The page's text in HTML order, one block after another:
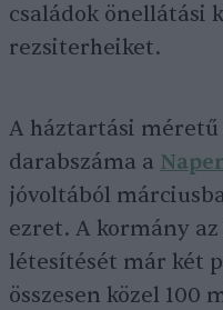
családok önellátási
rezsiterheiket.
A háztartási
darabszáma a
jóvoltából
ezret. A kormány
létesítését már két
összesen közel